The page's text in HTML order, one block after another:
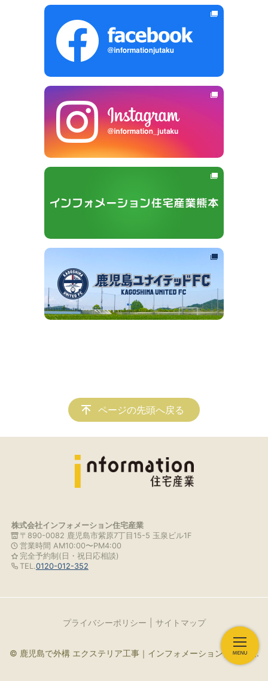
ページの先頭へ戻る
株式会社インフォメーション住宅産業
〒890-0082 鹿児島市紫原7丁目15-5 玉泉ビル1F
営業時間 AM10:00〜PM4:00
完全予約制(日・祝日応相談)
TEL.0120-012-352
プライバシーポリシー サイトマップ
© 鹿児島で外構 エクステリア工事｜インフォメーション住宅産業.